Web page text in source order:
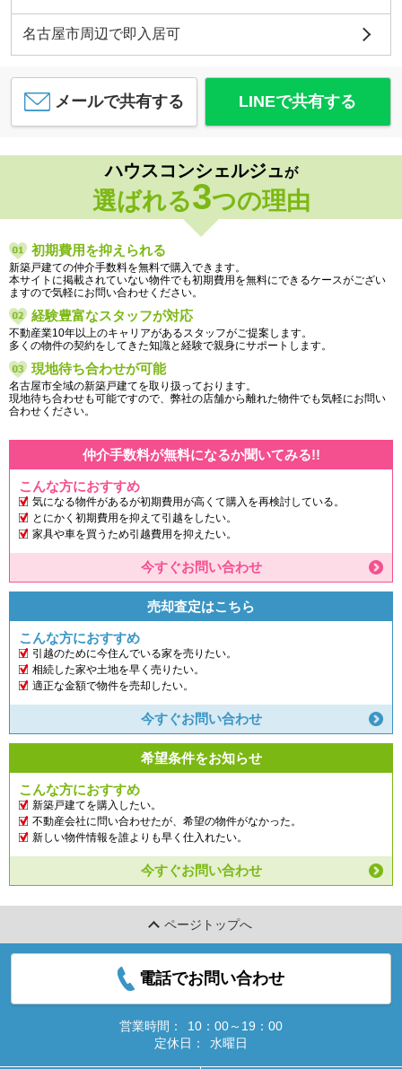
名古屋市周辺で即入居可
メールで共有する LINEで共有する
ハウスコンシェルジュが
選ばれる3つの理由
初期費用を抑えられる
新築戸建ての仲介手数料を無料で購入できます。
本サイトに掲載されていない物件でも初期費用を無料にできるケースがござい
ますので気軽にお問い合わせください。
経験豊富なスタッフが対応
不動産業10年以上のキャリアがあるスタッフがご提案します。
多くの物件の契約をしてきた知識と経験で親身にサポートします。
現地待ち合わせが可能
名古屋市全域の新築戸建てを取り扱っております。
現地待ち合わせも可能ですので、弊社の店舗から離れた物件でも気軽にお問い
合わせください。
仲介手数料が無料になるか聞いてみる!!
こんな方におすすめ
気になる物件があるが初期費用が高くて購入を再検討している。
とにかく初期費用を抑えて引越をしたい。
家具や車を買うため引越費用を抑えたい。
今すぐお問い合わせ
売却査定はこちら
こんな方におすすめ
引越のために今住んでいる家を売りたい。
相続した家や土地を早く売りたい。
適正な金額で物件を売却したい。
今すぐお問い合わせ
希望条件をお知らせ
こんな方におすすめ
新築戸建てを購入したい。
不動産会社に問い合わせたが、希望の物件がなかった。
新しい物件情報を誰よりも早く仕入れたい。
今すぐお問い合わせ
ページトップへ
電話でお問い合わせ
営業時間：
10：00～19：00
定休日：
水曜日